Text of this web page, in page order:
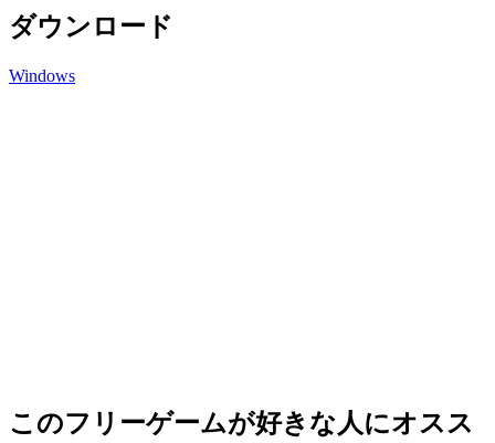
ダウンロード
Windows
このフリーゲームが好きな人にオスス